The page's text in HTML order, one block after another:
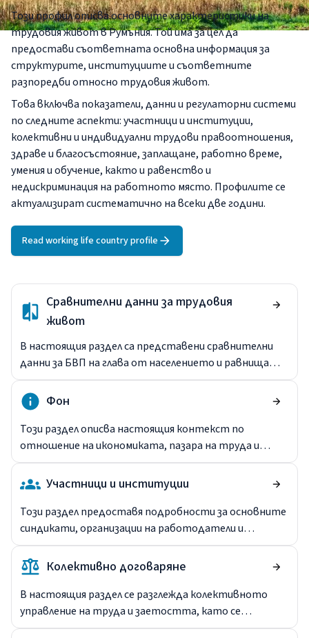
Този профил описва основните характеристики на
трудовия живот в Румъния. Той има за цел да
предостави съответната основна информация за
структурите, институциите и съответните
разпоредби относно трудовия живот.
Това включва показатели, данни и регулаторни системи
по следните аспекти: участници и институции,
колективни и индивидуални трудови правоотношения,
здраве и благосъстояние, заплащане, работно време,
умения и обучение, както и равенство и
недискриминация на работното място. Профилите се
актуализират систематично на всеки две години.
Read working life country profile
Сравнителни данни за трудовия
живот
В настоящия раздел са представени сравнителни
данни за БВП на глава от населението и равнищата
на заетост и безработица при мъжете, жените и
младите хора в страната и в ЕС-27.
Фон
Този раздел описва настоящия контекст по
отношение на икономиката, пазара на труда и
индустриалните правоотношения. Той обобщава
развитието през последните години, включително
ново и изменено законодателство, промени в
индустриалните структури и тенденции в
трудовите отношения.
Участници и институции
Този раздел предоставя подробности за основните
синдикати, организации на работодатели и
публични институции, участващи в оформянето и
управлението на колективните трудови
правоотношения. Той разглежда
представителността както от страна на
служителите, така и от страна на
работодателите и обсъжда основните двустранни
Колективно договаряне
В настоящия раздел се разглежда колективното
управление на труда и заетостта, като се
съсредоточава върху системата за договаряне и